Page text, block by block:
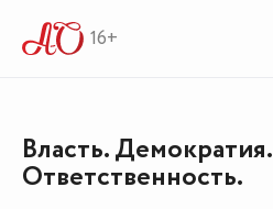
16+
Власть. Демократия.
Ответственность.